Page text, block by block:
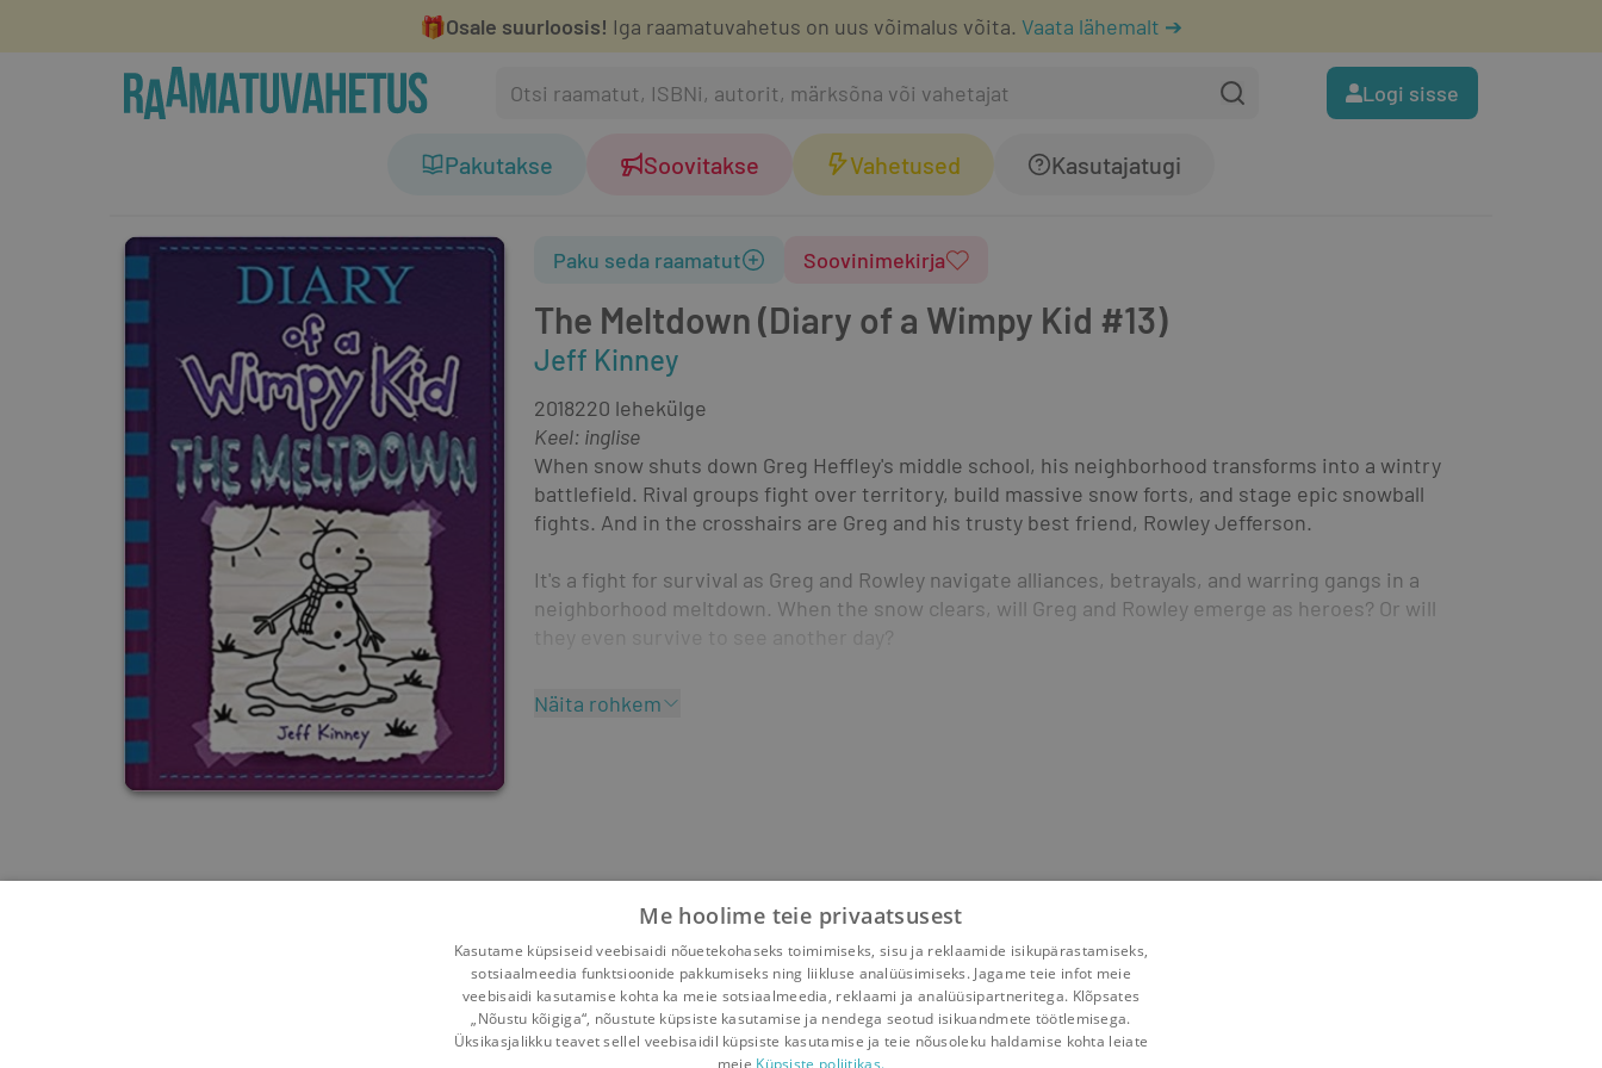
🎁Osale suurloosis! Iga raamatuvahetus on uus võimalus võita. Vaata lähemalt ➔
Logi sisse
Pakutakse Soovitakse Vahetused Kasutajatugi
The Meltdown (Diary of a Wimpy Kid #13)
Jeff Kinney
Paku seda raamatut Soovinimekirja
2018220 lehekülge
Keel: inglise
When snow shuts down Greg Heffley's middle school, his neighborhood transforms into a wintry
battlefield. Rival groups fight over territory, build massive snow forts, and stage epic snowball
fights. And in the crosshairs are Greg and his trusty best friend, Rowley Jefferson.
It's a fight for survival as Greg and Rowley navigate alliances, betrayals, and warring gangs in a
neighborhood meltdown. When the snow clears, will Greg and Rowley emerge as heroes? Or will
Näita rohkem
Me hoolime teie privaatsusest
Kasutame küpsiseid veebisaidi nõuetekohaseks toimimiseks, sisu ja reklaamide isikupärastamiseks,
sotsiaalmeedia funktsioonide pakkumiseks ning liikluse analüüsimiseks. Jagame teie infot meie
veebisaidi kasutamise kohta ka meie sotsiaalmeedia, reklaami ja analüüsipartneritega. Klõpsates
„Nõustu kõigiga“, nõustute küpsiste kasutamise ja nendega seotud isikuandmete töötlemisega.
Üksikasjalikku teavet sellel veebisaidil küpsiste kasutamise ja teie nõusoleku haldamise kohta leiate
meie Küpsiste poliitikas.